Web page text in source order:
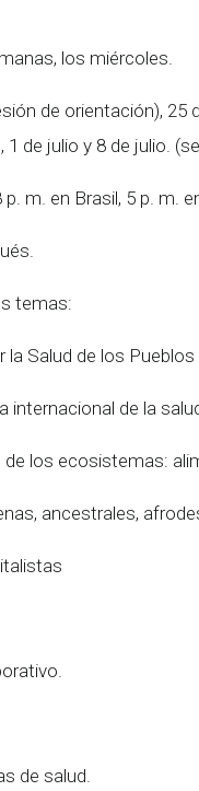
los miércoles.
de orientación), 25
de julio y 8 de julio.
m. en Brasil, 5 p. m.
temas:
Salud de los Pueblos
internacional de la
los ecosistemas:
ancestrales,
de salud.